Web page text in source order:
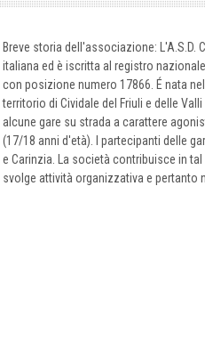
Breve storia dell'associazione:
italiana ed è iscritta al registro
con posizione numero 17866. É nata
territorio di Cividale del Friuli e delle
alcune gare su strada a carattere
(17/18 anni d'età). I partecipanti delle
e Carinzia. La società contribuisce in
svolge attività organizzativa e pertanto